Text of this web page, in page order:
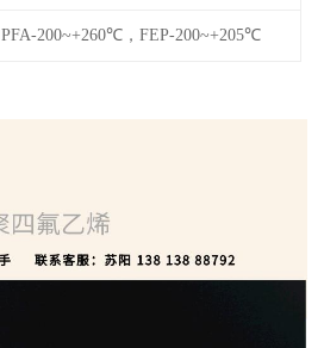
PFA-200~+260℃，FEP-200~+205℃